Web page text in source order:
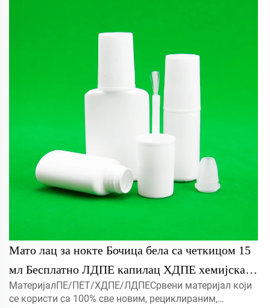
Мато лац за нокте Бочица бела са четкицом 15
мл Бесплатно ЛДПЕ капилац ХДПЕ хемијска
пластична боца бензина са изворач
МатеријалПЕ/ПЕТ/ХДПЕ/ЛДПЕСрвени материјал који
се користи са 100% све новим, рециклираним,